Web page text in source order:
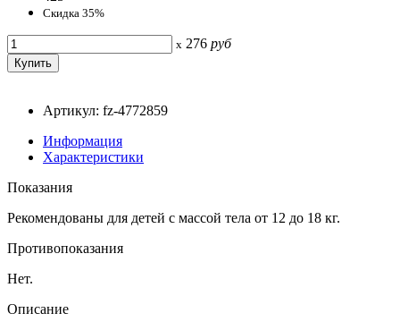
Скидка 35%
x 276 руб
Артикул: fz-4772859
Информация
Характеристики
Показания
Рекомендованы для детей с массой тела от 12 до 18 кг.
Противопоказания
Нет.
Описание